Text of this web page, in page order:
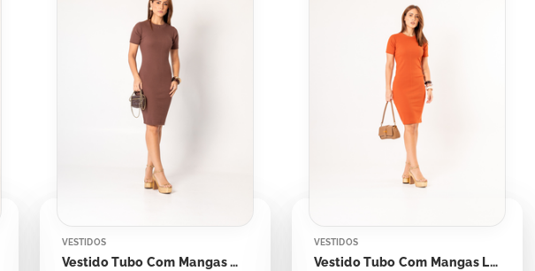
VESTIDOS
Vestido Tubo Com Mangas Marrom Chocolate Quente
VESTIDOS
Vestido Tubo Com Mangas Laranja Rust